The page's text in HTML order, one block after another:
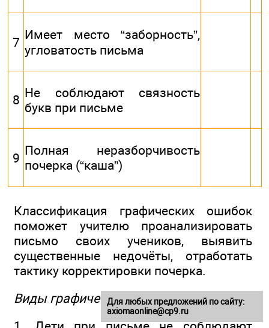
7
Имеет место “заборность”,
угловатость письма
8 Не соблюдают связность
букв при письме
9
Полная неразборчивость
почерка (“каша”)
Классификация графических ошибок
поможет учителю проанализировать
письмо своих учеников, выявить
существенные недочёты, отработать
тактику корректировки почерка.
Виды графических ошибокДля любых предложений по сайту:
axiomaonline@cp9.ru